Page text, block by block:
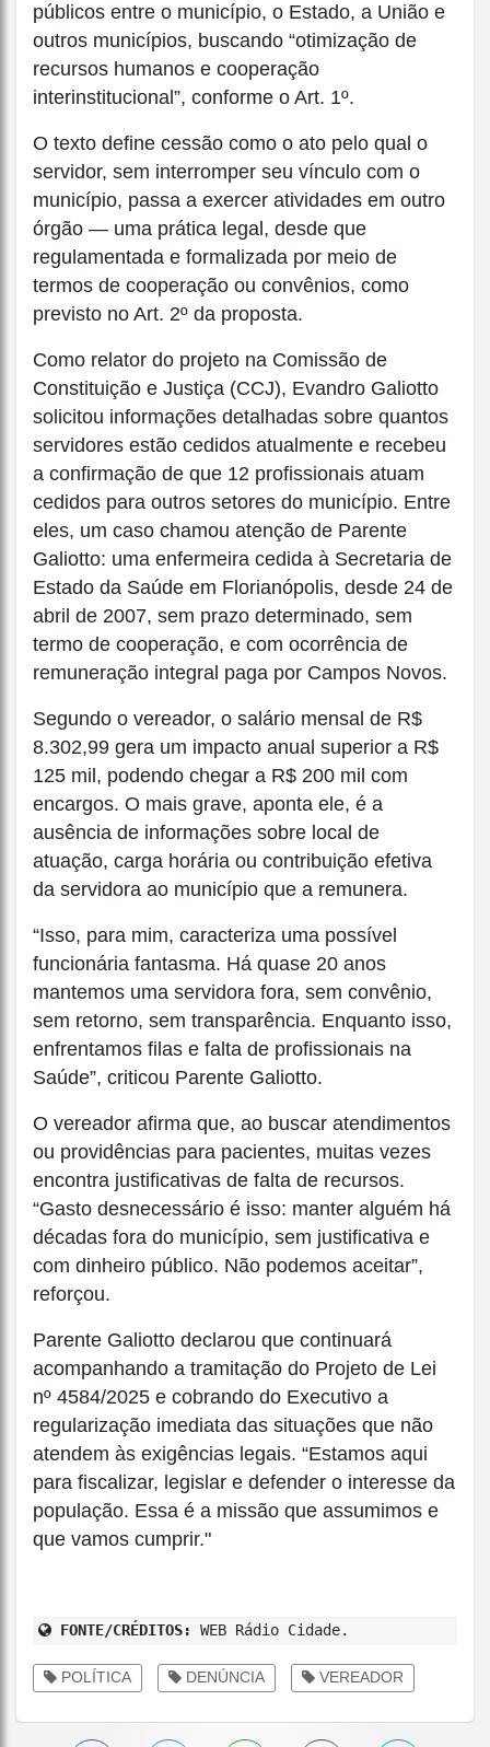
públicos entre o município, o Estado, a União e
outros municípios, buscando “otimização de
recursos humanos e cooperação
interinstitucional”, conforme o Art. 1º.
O texto define cessão como o ato pelo qual o
servidor, sem interromper seu vínculo com o
município, passa a exercer atividades em outro
órgão — uma prática legal, desde que
regulamentada e formalizada por meio de
termos de cooperação ou convênios, como
previsto no Art. 2º da proposta.
Como relator do projeto na Comissão de
Constituição e Justiça (CCJ), Evandro Galiotto
solicitou informações detalhadas sobre quantos
servidores estão cedidos atualmente e recebeu
a confirmação de que 12 profissionais atuam
cedidos para outros setores do município. Entre
eles, um caso chamou atenção de Parente
Galiotto: uma enfermeira cedida à Secretaria de
Estado da Saúde em Florianópolis, desde 24 de
abril de 2007, sem prazo determinado, sem
termo de cooperação, e com ocorrência de
remuneração integral paga por Campos Novos.
Segundo o vereador, o salário mensal de R$
8.302,99 gera um impacto anual superior a R$
125 mil, podendo chegar a R$ 200 mil com
encargos. O mais grave, aponta ele, é a
ausência de informações sobre local de
atuação, carga horária ou contribuição efetiva
da servidora ao município que a remunera.
“Isso, para mim, caracteriza uma possível
funcionária fantasma. Há quase 20 anos
mantemos uma servidora fora, sem convênio,
sem retorno, sem transparência. Enquanto isso,
enfrentamos filas e falta de profissionais na
Saúde”, criticou Parente Galiotto.
O vereador afirma que, ao buscar atendimentos
ou providências para pacientes, muitas vezes
encontra justificativas de falta de recursos.
“Gasto desnecessário é isso: manter alguém há
décadas fora do município, sem justificativa e
com dinheiro público. Não podemos aceitar”,
reforçou.
Parente Galiotto declarou que continuará
acompanhando a tramitação do Projeto de Lei
nº 4584/2025 e cobrando do Executivo a
regularização imediata das situações que não
atendem às exigências legais. “Estamos aqui
para fiscalizar, legislar e defender o interesse da
população. Essa é a missão que assumimos e
que vamos cumprir."
FONTE/CRÉDITOS: WEB Rádio Cidade.
POLÍTICA DENÚNCIA VEREADOR